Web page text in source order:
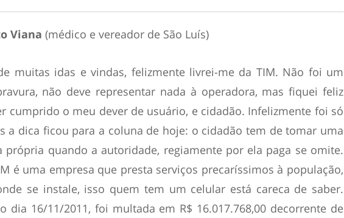
Viana (médico e vereador de São Luís)
muitas idas e vindas, felizmente livrei-me da TIM. Não foi um
não deve representar nada à operadora, mas fiquei feliz
cumprido o meu dever de usuário, e cidadão. Infelizmente foi só
a dica ficou para a coluna de hoje: o cidadão tem de tomar uma
própria quando a autoridade, regiamente por ela paga se omite.
é uma empresa que presta serviços precaríssimos à população,
se instale, isso quem tem um celular está careca de saber.
dia 16/11/2011, foi multada em R$ 16.017.768,00 decorrente de